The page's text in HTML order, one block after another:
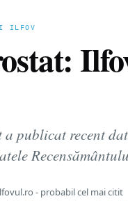
ILFOV
a publicat recent
- probabil cel mai citit